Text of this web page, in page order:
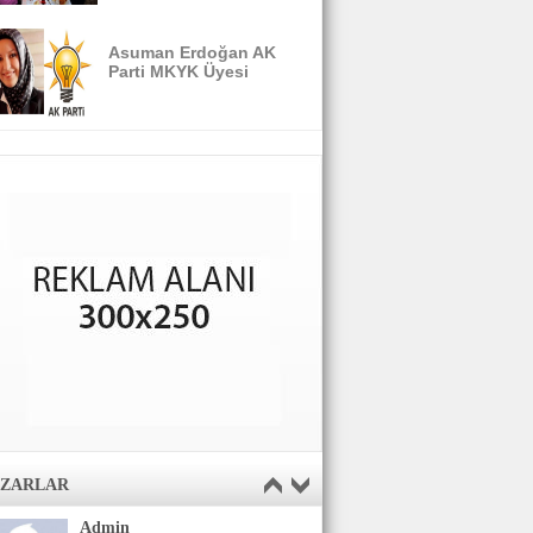
Asuman Erdoğan AK
Parti MKYK Üyesi
Admin